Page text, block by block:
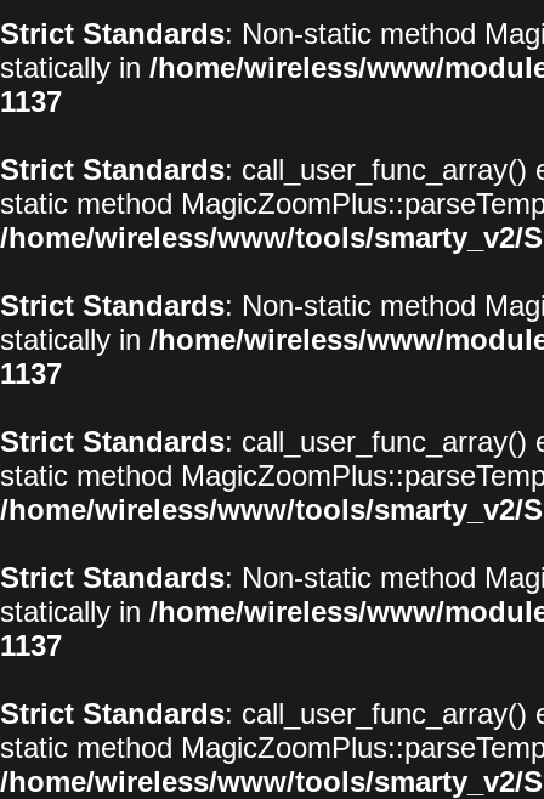
Strict Standards: Non-static method
statically in /home/wireless/www/
1137
Strict Standards: call_user_func_array()
static method
/home/wireless/www/tools/smarty_v2/
Strict Standards: Non-static method
statically in /home/wireless/www/
1137
Strict Standards: call_user_func_array()
static method
/home/wireless/www/tools/smarty_v2/
Strict Standards: Non-static method
statically in /home/wireless/www/
1137
Strict Standards: call_user_func_array()
static method
/home/wireless/www/tools/smarty_v2/